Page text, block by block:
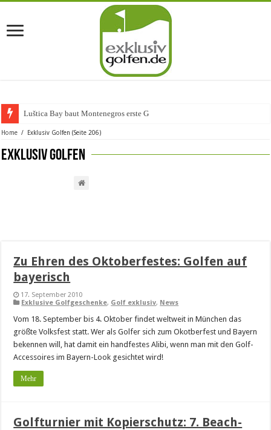
Luštica Bay baut Montenegros erste Golf-Commu
Home / Exklusiv Golfen (Seite 206)
Exklusiv Golfen
Zu Ehren des Oktoberfestes: Golfen auf
bayerisch
17. September 2010
Exklusive Golfgeschenke, Golf exklusiv, News
Vom 18. September bis 4. Oktober findet weltweit in München das
größte Volksfest statt. Wer als Golfer sich zum Okotberfest und Bayern
bekennen will, hat damit ein handfestes Alibi, wenn man mit den Golf-
Accessoires im Bayern-Look gesichtet wird!
Mehr
Golfturnier mit Kopierschutz: 7. Beach-